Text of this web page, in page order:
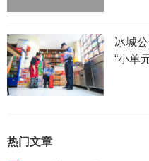
冰城
“小单
热门文章